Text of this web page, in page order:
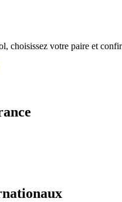
choisissez votre paire et